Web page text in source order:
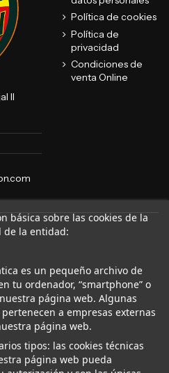
II
Política de cookies
Política de
privacidad
Condiciones de
venta Online
básica sobre las cookies de la
de la entidad:
es un pequeño archivo de
tu ordenador, “smartphone” o
página web. Algunas
a empresas externas
página web.
tipos: las cookies técnicas
página web pueda